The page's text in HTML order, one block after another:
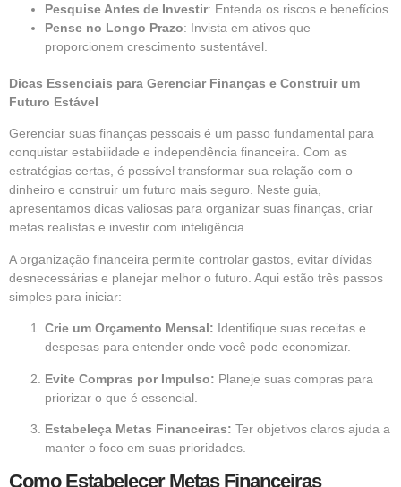
Pesquise Antes de Investir: Entenda os riscos e benefícios.
Pense no Longo Prazo: Invista em ativos que
proporcionem crescimento sustentável.
Dicas Essenciais para Gerenciar Finanças e Construir um
Futuro Estável
Gerenciar suas finanças pessoais é um passo fundamental para
conquistar estabilidade e independência financeira. Com as
estratégias certas, é possível transformar sua relação com o
dinheiro e construir um futuro mais seguro. Neste guia,
apresentamos dicas valiosas para organizar suas finanças, criar
metas realistas e investir com inteligência.
A organização financeira permite controlar gastos, evitar dívidas
desnecessárias e planejar melhor o futuro. Aqui estão três passos
simples para iniciar:
Crie um Orçamento Mensal: Identifique suas receitas e
despesas para entender onde você pode economizar.
Evite Compras por Impulso: Planeje suas compras para
priorizar o que é essencial.
Estabeleça Metas Financeiras: Ter objetivos claros ajuda a
manter o foco em suas prioridades.
Como Estabelecer Metas Financeiras